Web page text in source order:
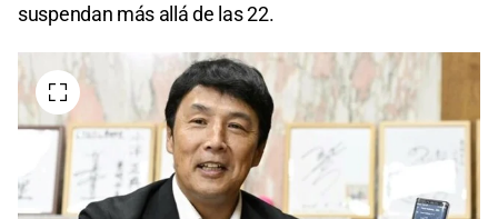
suspendan más allá de las 22.